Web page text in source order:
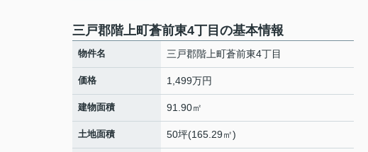
三戸郡階上町蒼前東4丁目の基本情報
物件名 三戸郡階上町蒼前東4丁目
価格 1,499万円
建物面積 91.90㎡
土地面積 50坪(165.29㎡)